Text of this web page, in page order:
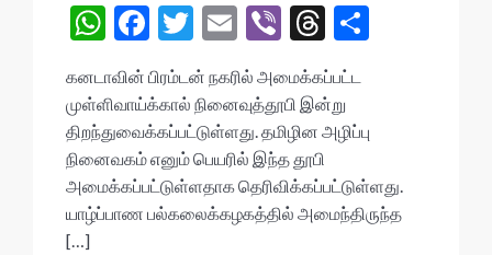
W
at
s
A
p
p
F
ac
e
b
o
o
k
T
w
itt
er
E
m
ai
l
Vi
er
T
hr
ea
ds
கனடாவின் பிரம்டன் நகரில் அமைக்கப்பட்ட
முள்ளிவாய்க்கால் நினைவுத்தூபி இன்று
திறந்துவைக்கப்பட்டுள்ளது. தமிழின அழிப்பு
நினைவகம் எனும் பெயரில் இந்த தூபி
அமைக்கப்பட்டுள்ளதாக தெரிவிக்கப்பட்டுள்ளது.
யாழ்ப்பாண பல்கலைக்கழகத்தில் அமைந்திருந்த
[…]